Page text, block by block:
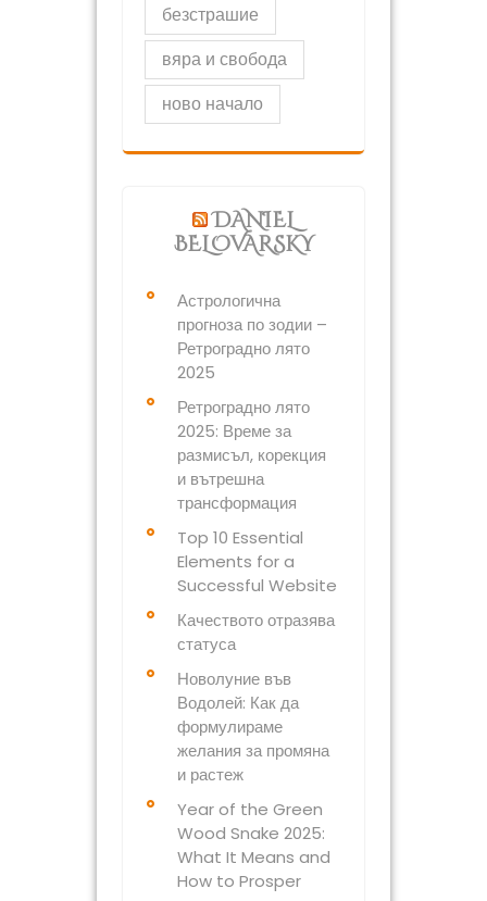
безстрашие
вяра и свобода
ново начало
DANIEL
BELOVARSKY
Астрологична
прогноза по зодии –
Ретроградно лято
2025
Ретроградно лято
2025: Време за
размисъл, корекция
и вътрешна
трансформация
Top 10 Essential
Elements for a
Successful Website
Качеството отразява
статуса
Новолуние във
Водолей: Как да
формулираме
желания за промяна
и растеж
Year of the Green
Wood Snake 2025:
What It Means and
How to Prosper